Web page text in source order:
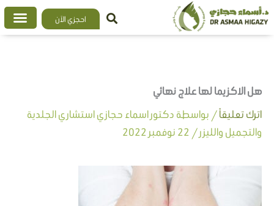
تخطي
إلى
احجزي الآن
هل الاكزيما لها علاج نهائي
اترك تعليقاً/ بواسطة دكتور اسماء حجازي استشاري الجلدية
والتجميل والليزر/ 22 نوفمبر 2022